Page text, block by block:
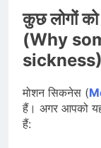
कुछ लोगों
(Why
मोशन सिकनेस (
हैं। अगर आपको
हैं: